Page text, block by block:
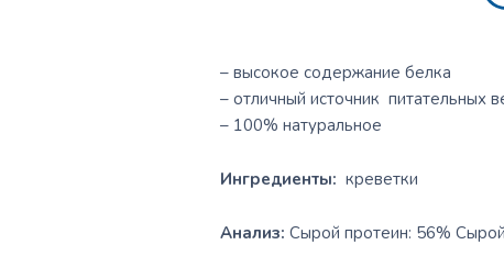
– высокое содержание белка
– отличный источник питательных
– 100% натуральное
Ингредиенты: креветки
Анализ: Сырой протеин: 56%